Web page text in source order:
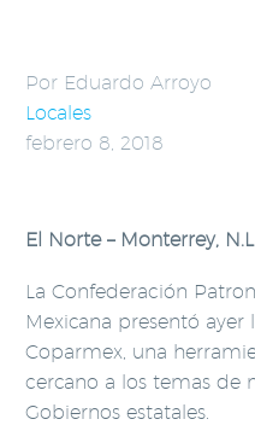
Por Eduardo Arroyo
Locales
febrero 8, 2018
El Norte – Monterrey,
La Confederación
Mexicana presentó
Coparmex, una
cercano a los temas de
Gobiernos estatales.